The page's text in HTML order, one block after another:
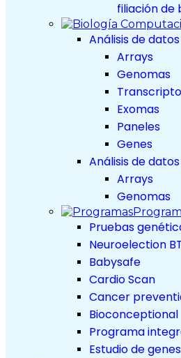
filiación de
Análisis de
Arrays
Genomas
Exomas
Paneles
Genes
Análisis de
Arrays
Genomas
Pruebas
Neuroelection
Babysafe
Cardio Scan
Cancer
Bioconceptional
Programa
Estudio de